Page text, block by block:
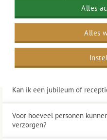
Welke evenementen kunnen
Hotel Amrâth Amsterdam?
Is Grand Hotel Amrâth
Kan ik een jubileum of
Voor hoeveel personen
verzorgen?
Alles
Alles